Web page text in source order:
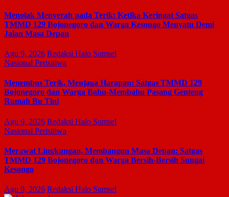
Menolak Menyerah pada Terik: Ketika Keringat Satgas
TMMD 129 Bojonegoro dan Warga Kesongo Menyatu Demi
Jalan Masa Depan
Agu 9, 2026 Redaksi Halo Sumsel
Nasional Perisitiwa
Menembus Terik, Menjaga Harapan: Satgas TMMD 129
Bojonegoro dan Warga Bahu-Membahu Pasang Genteng
Rumah Bu Tini
Agu 9, 2026 Redaksi Halo Sumsel
Nasional Perisitiwa
Merawat Lingkungan, Membangun Masa Depan: Satgas
TMMD 129 Bojonegoro dan Warga Bersih-Bersih Sungai
Kesongo
Agu 9, 2026 Redaksi Halo Sumsel